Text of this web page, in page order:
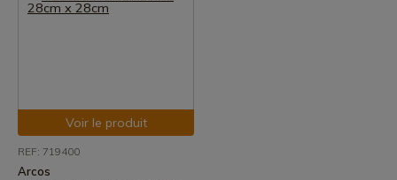
Voir le produit
REF: 719400
Arcos